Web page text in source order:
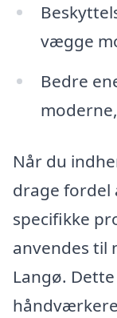
vægge
Bedre
Når du
drage fordel
specifikke
anvendes til
Langø.